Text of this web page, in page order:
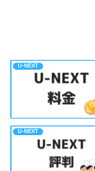
U-NEXT
U-NEXT